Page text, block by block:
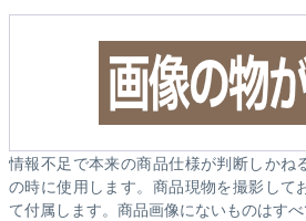
情報不足で本来の商品仕様が判断しかね
の時に使用します。商品現物を撮影して
て付属します。商品画像にないものはすべ